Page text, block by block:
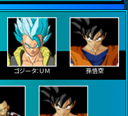
ゴジータ：ＵＭ 孫悟空